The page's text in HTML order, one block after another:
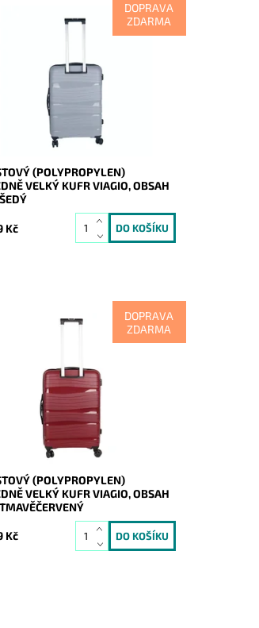
DOPRAVA
ZDARMA
velký šedý odolný plastový
vyrobený z pevného
jež je odolnější a
Skladem
20280
VIAGIO
2 roky
(POLYPROPYLEN)
VELKÝ KUFR VIAGIO, OBSAH
Kč
DOPRAVA
ZDARMA
velký tmavěčervený odolný
VIAGIO vyrobený z pevného
jež je odolnější a
Skladem
20276
VIAGIO
2 roky
(POLYPROPYLEN)
VELKÝ KUFR VIAGIO, OBSAH
Kč